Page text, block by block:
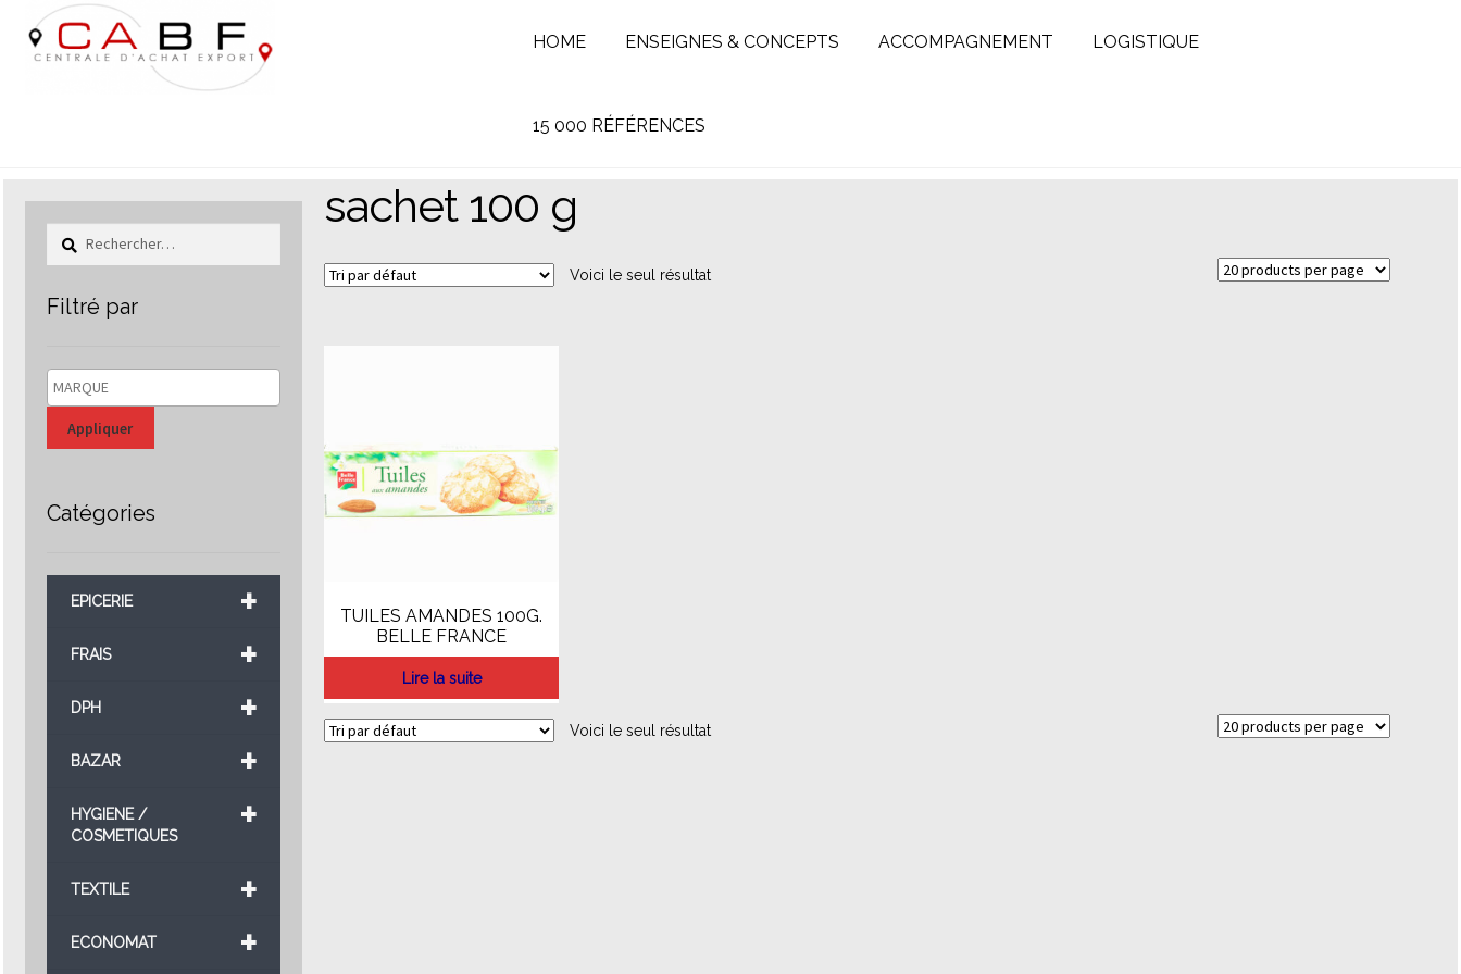
Aller
à
la
Aller
au
contenu
HOME ENSEIGNES & CONCEPTS ACCOMPAGNEMENT LOGISTIQUE
15 000 RÉFÉRENCES
sachet 100 g
Voici le seul résultat
TUILES AMANDES 100G.
BELLE FRANCE
Lire la suite
Voici le seul résultat
Rechercher :
Filtré par
Appliquer
Catégories
+
EPICERIE
+
FRAIS
+
DPH
+
BAZAR
+
HYGIENE /
COSMETIQUES
+
TEXTILE
+
ECONOMAT